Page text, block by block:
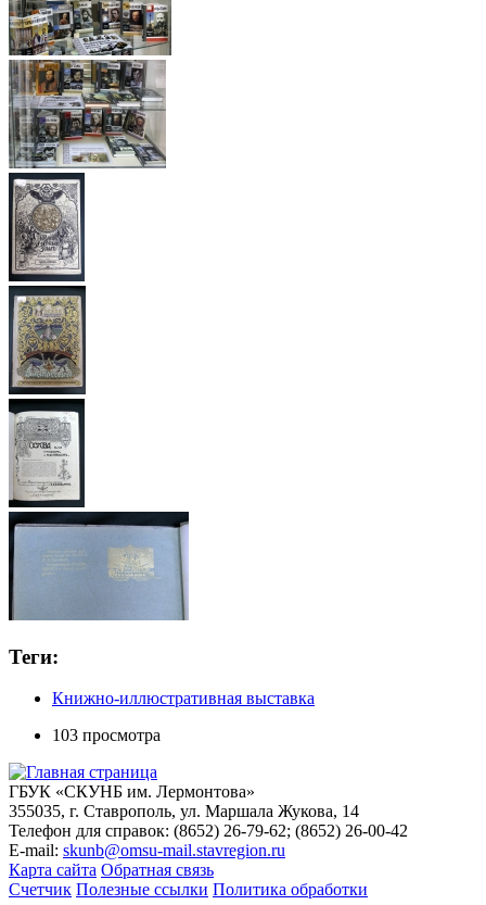
Теги:
Книжно-иллюстративная выставка
103 просмотра
ГБУК «СКУНБ им. Лермонтова»
355035, г. Ставрополь, ул. Маршала Жукова, 14
Телефон для справок: (8652) 26-79-62; (8652) 26-00-42
E-mail: skunb@omsu-mail.stavregion.ru
Карта сайта Обратная связь
Счетчик Полезные ссылки Политика обработки